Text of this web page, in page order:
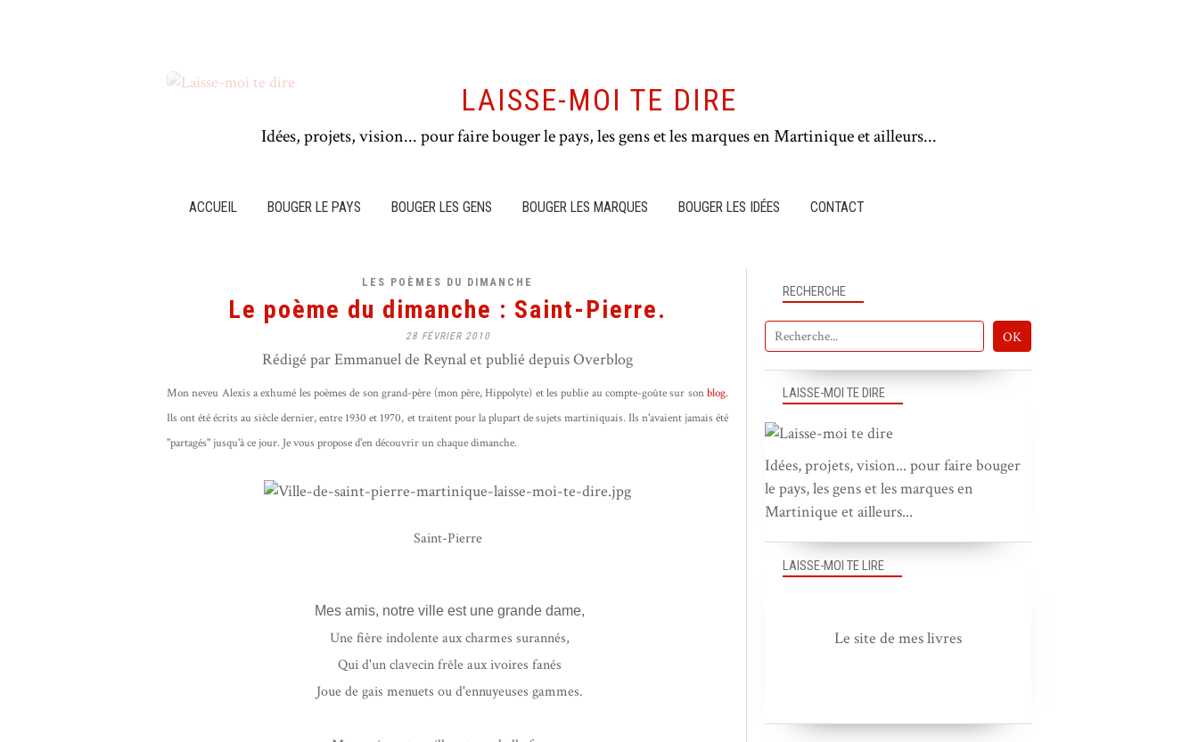
LAISSE-MOI TE DIRE
Idées, projets, vision... pour faire bouger le pays, les gens et les marques en Martinique et ailleurs...
ACCUEIL BOUGER LE PAYS BOUGER LES GENS BOUGER LES MARQUES BOUGER LES IDÉES CONTACT
LES POÈMES DU DIMANCHE
Le poème du dimanche : Saint-Pierre.
28 FÉVRIER 2010
Rédigé par Emmanuel de Reynal et publié depuis Overblog
Mon neveu Alexis a exhumé les poèmes de son grand-père (mon père, Hippolyte) et les publie au compte-goûte sur sonblog.
Ils ont été écrits au siècle dernier, entre 1930 et 1970, et traitent pour la plupart de sujets martiniquais. Ils n'avaient jamais été
"partagés" jusqu'à ce jour. Je vous propose d'en découvrir un chaque dimanche.
Saint-Pierre
Mes amis, notre ville est une grande dame,
Une fière indolente aux charmes surannés,
Qui d'un clavecin frêle aux ivoires fanés
Joue de gais menuets ou d'ennuyeuses gammes.
RECHERCHE
LAISSE-MOI TE DIRE
Idées, projets, vision... pour faire bouger
le pays, les gens et les marques en
Martinique et ailleurs...
LAISSE-MOI TE LIRE
Le site de mes livres